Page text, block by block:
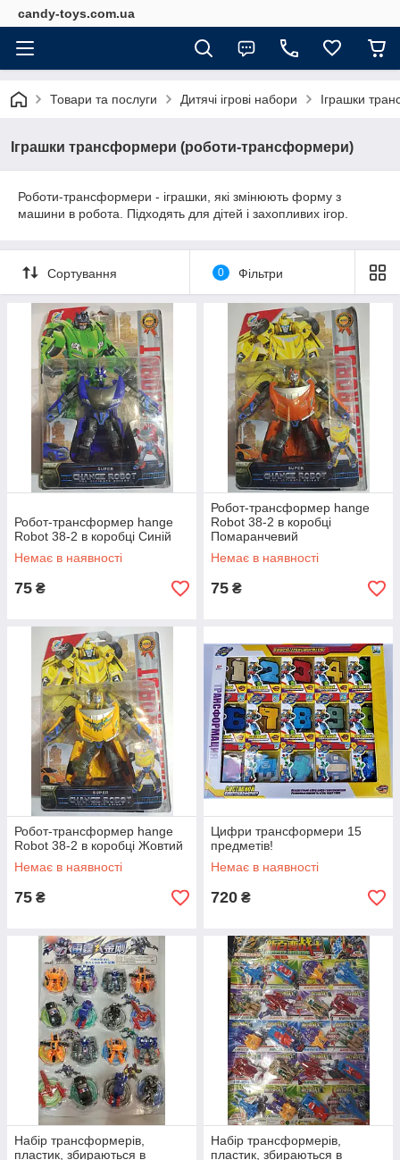
candy-toys.com.ua
Товари та послуги Дитячі ігрові набори Іграшки
Іграшки трансформери (роботи-трансформери)
Роботи-трансформери - іграшки, які змінюють форму з
машини в робота. Підходять для дітей і захопливих ігор.
Сортування 0 Фільтри
Робот-трансформер hange
Robot 38-2 в коробці Синій
Немає в наявності
75 ₴
Робот-трансформер hange
Robot 38-2 в коробці
Помаранчевий
Немає в наявності
75 ₴
Робот-трансформер hange
Robot 38-2 в коробці Жовтий
Немає в наявності
75 ₴
Цифри трансформери 15
предметів!
Немає в наявності
720 ₴
Набір трансформерів,
пластик, збираються в
Набір трансформерів,
пластик, збираються в